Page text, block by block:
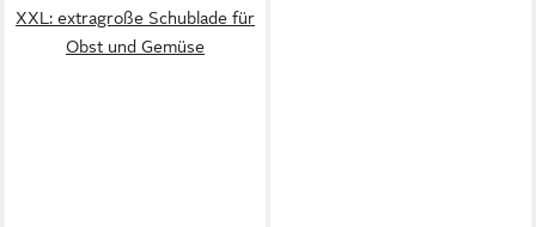
XXL: extragroße Schublade für
Obst und Gemüse